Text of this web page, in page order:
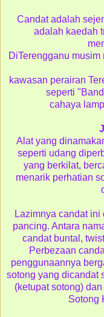
Candat adalah
adalah kaedah
DiTerengganu musim
kawasan perairan
seperti
cahaya
Alat yang
seperti udang
yang berkilat,
menarik perhatian
Lazimnya candat
pancing. Antara
candat buntal,
Perbezaan
penggunaannya
sotong yang dicandat
(ketupat sotong)
Sotong